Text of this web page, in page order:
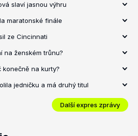
slaví jasnou výhru
maratonské finále
ze Cincinnati
na ženském trůnu?
konečně na kurty?
jedničku a má druhý titul
Další expres zprávy